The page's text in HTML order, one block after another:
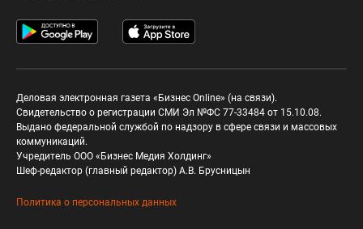
Деловая электронная газета «Бизнес Online» (на связи).
Свидетельство о регистрации СМИ Эл №ФС 77-33484 от 15.10.08.
Выдано федеральной службой по надзору в сфере связи и массовых
коммуникаций.
Учредитель ООО «Бизнес Медия Холдинг»
Шеф-редактор (главный редактор) А.В. Брусницын
Политика о персональных данных